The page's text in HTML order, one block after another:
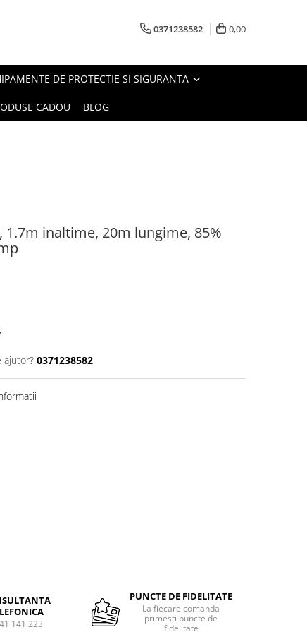
0371238582 0,00
DE PROTECTIE SI SIGURANTA
CADOU BLOG
1.7m inaltime, 20m lungime, 85%
ajutor? 0371238582
141 223
PUNCTE DE FIDELITATE
La fiecare comanda
primesti puncte de
fidelitate